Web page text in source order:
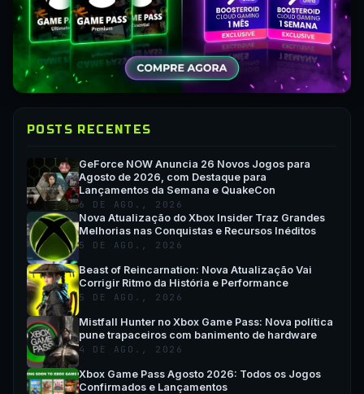
POSTS RECENTES
GeForce NOW Anuncia 26 Novos Jogos para
Agosto de 2026, com Destaque para
Lançamentos da Semana e QuakeCon
6 DE AGO., 2026
Nova Atualização do Xbox Insider Traz Grandes
Melhorias nas Conquistas e Recursos Inéditos
5 DE AGO., 2026
Beast of Reincarnation: Nova Atualização Vai
Corrigir Ritmo da História e Performance
5 DE AGO., 2026
Mistfall Hunter no Xbox Game Pass: Nova política
pune trapaceiros com banimento de hardware
4 DE AGO., 2026
Xbox Game Pass Agosto 2026: Todos os Jogos
Confirmados e Lançamentos